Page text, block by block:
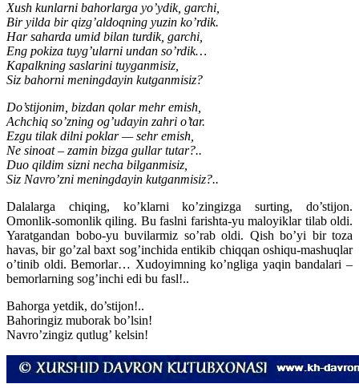
Xush kunlarni bahorlarga yo’ydik, garchi,
Bir yilda bir qizg’aldoqning yuzin ko’rdik.
Har saharda umid bilan turdik, garchi,
Eng pokiza tuyg’ularni undan so’rdik…
Kapalkning saslarini tuyganmisiz,
Siz bahorni meningdayin kutganmisiz?
Do’stijonim, bizdan qolar mehr emish,
Achchiq so’zning og’udayin zahri o’tar.
Ezgu tilak dilni poklar — sehr emish,
Ne sinoat – zamin bizga gullar tutar?..
Duo qildim sizni necha bilganmisiz,
Siz Navro’zni meningdayin kutganmisiz?..
Dalalarga chiqing, ko’klarni ko’zingizga surting, do’stijon.
Omonlik-somonlik qiling. Bu faslni farishta-yu maloyiklar tilab oldi.
Yaratgandan bobo-yu buvilarmiz so’rab oldi. Qish bo’yi bir toza
havas, bir go’zal baxt sog’inchida entikib chiqqan oshiqu-mashuqlar
o’tinib oldi. Bemorlar… Xudoyimning ko’ngliga yaqin bandalari –
bemorlarning sog’inchi edi bu fasl!..
Bahorga yetdik, do’stijon!..
Bahoringiz muborak bo’lsin!
Navro’zingiz qutlug’ kelsin!